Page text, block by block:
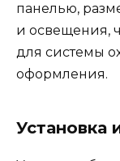
панелью,
и освещения,
для системы
оформления.
Установка